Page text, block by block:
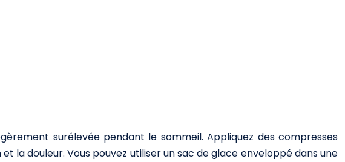
surélevée pendant le sommeil. Appliquez des compresses
la douleur. Vous pouvez utiliser un sac de glace enveloppé dans une